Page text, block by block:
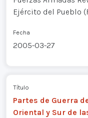
Ejército del Pueblo
Fecha
2005-03-27
Título
Partes de Guerra
Oriental y Sur de